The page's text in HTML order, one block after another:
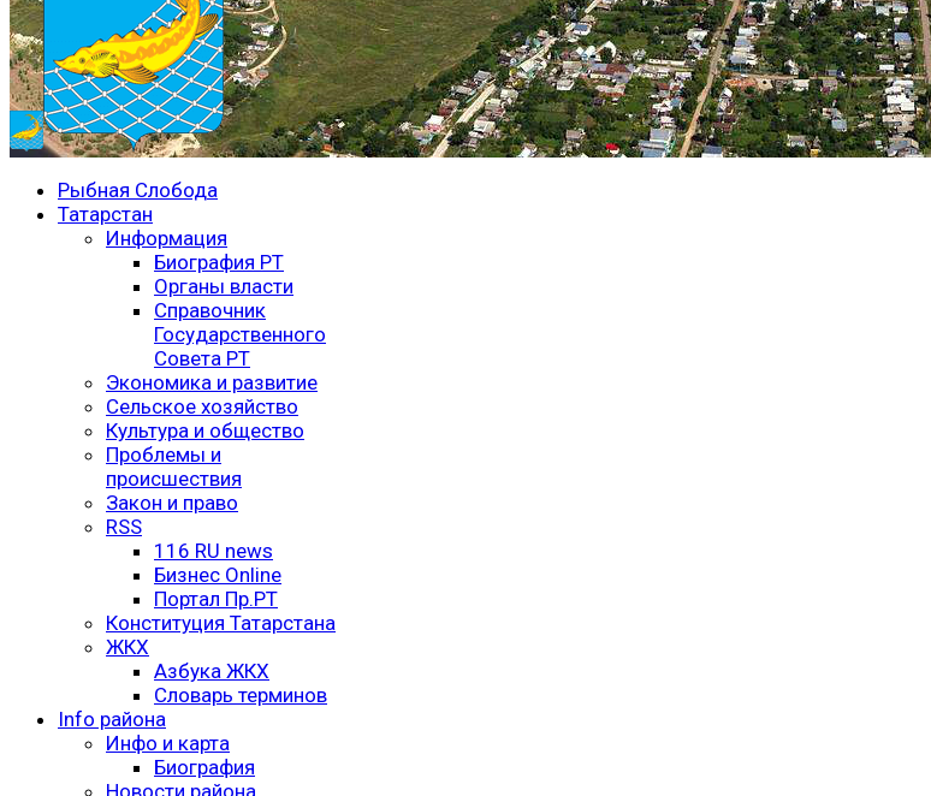
Рыбная Слобода
Татарстан
Информация
Биография РТ
Органы власти
Справочник
Государственного
Совета РТ
Экономика и развитие
Сельское хозяйство
Культура и общество
Проблемы и
происшествия
Закон и право
RSS
116 RU news
Бизнес Online
Портал Пр.РТ
Конституция Татарстана
ЖКХ
Азбука ЖКХ
Словарь терминов
Info района
Инфо и карта
Биография
Новости района